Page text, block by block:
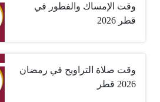
وقت الإمساك والفطور في
قطر 2026
وقت صلاة التراويح في رمضان
2026 قطر